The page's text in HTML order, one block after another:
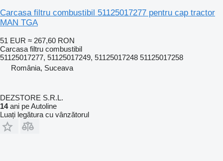
Carcasa filtru combustibil 51125017277 pentru cap tractor
MAN TGA
51 EUR ≈ 267,60 RON
Carcasa filtru combustibil
51125017277, 51125017249, 51125017248 51125017258
România, Suceava
DEZSTORE S.R.L.
14ani pe Autoline
Luați legătura cu vânzătorul